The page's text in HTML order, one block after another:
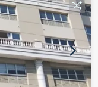
agência do
Paulista, com
proximidade a